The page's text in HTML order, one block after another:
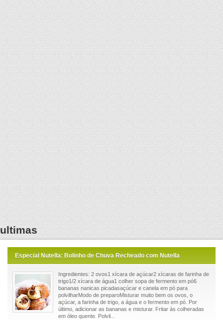
ultimas
Especial Nutella: Bolinho de Chuva Recheado com Nutella
Ingredientes: 2 ovos1 xícara de açúcar2 xícaras de farinha de
trigo1/2 xícara de água1 colher sopa de fermento em pó6
bananas nanicas picadasaçúcar e canela em pó para
polvilharModo de preparoMisturar muito bem os ovos, o
açúcar, a farinha de trigo, a água e o fermento em pó. Por
último, adicionar as bananas e misturar. Fritar às colheradas
em óleo quente. Polvil...